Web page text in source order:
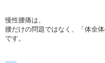
慢性腰痛は、
腰だけの問題ではなく、「体全
です。